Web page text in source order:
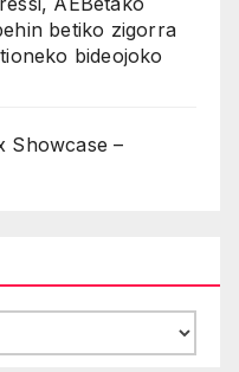
betiko zigorra
bideojoko
Showcase –